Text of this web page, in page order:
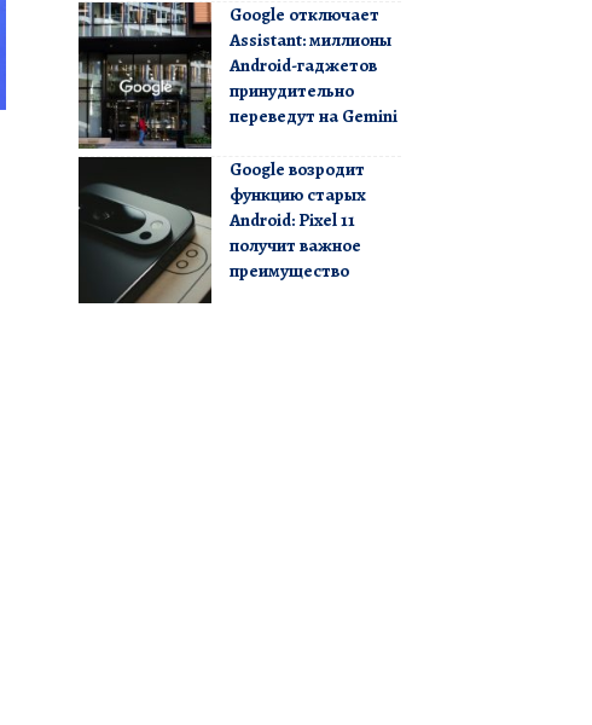
Google отключает
Assistant: миллионы
Android-гаджетов
принудительно
переведут на Gemini
Google возродит
функцию старых
Android: Pixel 11
получит важное
преимущество